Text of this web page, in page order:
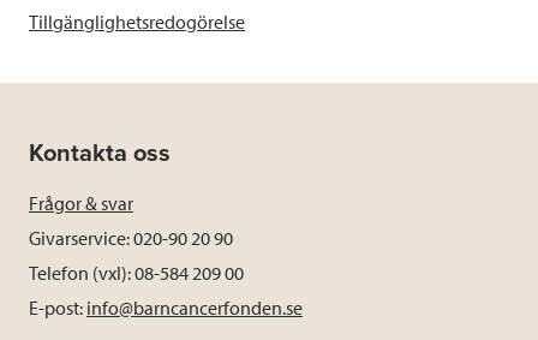
Tillgänglighetsredogörelse
Kontakta oss
Frågor & svar
Givarservice: 020-90 20 90
Telefon (vxl): 08-584 209 00
E-post: info@barncancerfonden.se